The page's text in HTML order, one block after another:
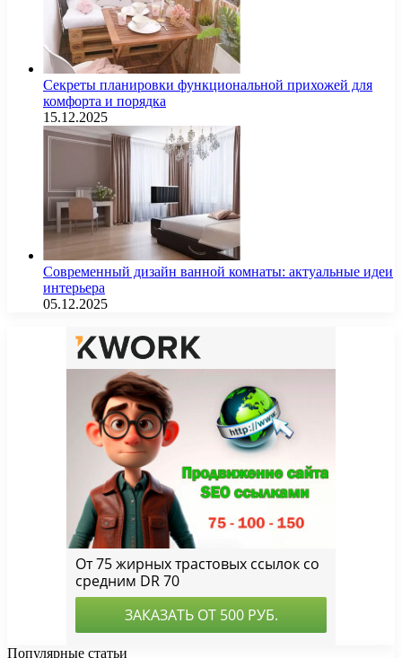
Секреты планировки функциональной прихожей для
комфорта и порядка
15.12.2025
Современный дизайн ванной комнаты: актуальные идеи
интерьера
05.12.2025
Популярные статьи